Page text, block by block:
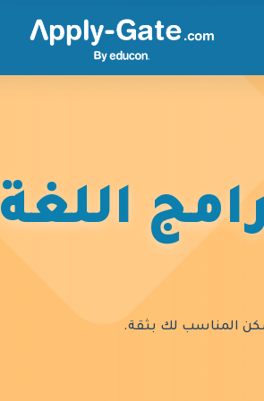
اللغة
المناسب لك بثقة.